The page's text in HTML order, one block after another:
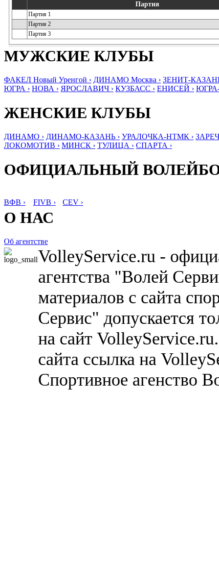
Партия
Партия 1
Партия 2
Партия 3
МУЖСКИЕ КЛУБЫ
ФАКЕЛ Новый Уренгой › ДИНАМО Москва › ЗЕНИТ-
ЮГРА › НОВА › ЯРОСЛАВИЧ › КУЗБАСС › ЕНИСЕЙ ›
ЖЕНСКИЕ КЛУБЫ
ДИНАМО › ДИНАМО-КАЗАНЬ › УРАЛОЧКА-НТМК ›
ЛОКОМОТИВ › МИНСК › ТУЛИЦА › СПАРТА ›
ОФИЦИАЛЬНЫЙ
ВФВ › FIVB › CEV ›
О НАС
Об агентстве
VolleyService.ru -
агентства "Волей
материалов с сайта
Сервис" допускается
на сайт
сайта ссылка на
Спортивное агенство